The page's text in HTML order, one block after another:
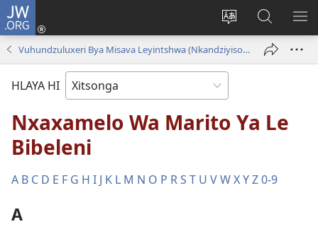
JW.ORG
Hlawula
ririmi
Nghena
(opens
new
window)
Secha
JW.ORG
Vuhundzuluxeri Bya Misava Leyintshwa (Nkandziyiso Lowu Pfuxetiweke Wa 2020 )
HLAYA HI
Nxaxamelo Wa Marito Ya Le
Bibeleni
A B C D E F G H I J K L M N O P RS T U VWXYZ0-9
A